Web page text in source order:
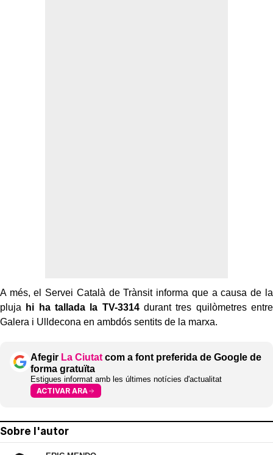
A més, el Servei Català de Trànsit informa que a causa de la
pluja
hi ha tallada la TV-3314 durant tres quilòmetres entre
Galera i Ulldecona en ambdós sentits de la marxa.
Afegir La Ciutat com a font preferida de Google de
forma gratuïta
Estigues informat amb les últimes notícies d'actualitat
ACTIVAR ARA
Sobre l'autor